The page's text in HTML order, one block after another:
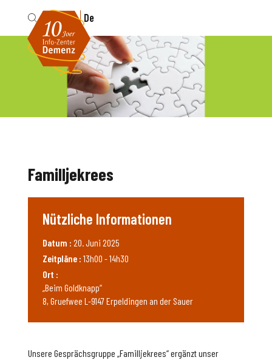
Fr De
Unsere Gesprächsgruppe „Familljekrees“ ergänzt unser
Familljekrees
Nützliche Informationen
Datum : 20. Juni 2025
Zeitpläne : 13h00 - 14h30
Ort :
„Beim Goldknapp“
8, Gruefwee L-9147 Erpeldingen an der Sauer